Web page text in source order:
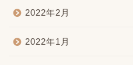
2022年2月
2022年1月